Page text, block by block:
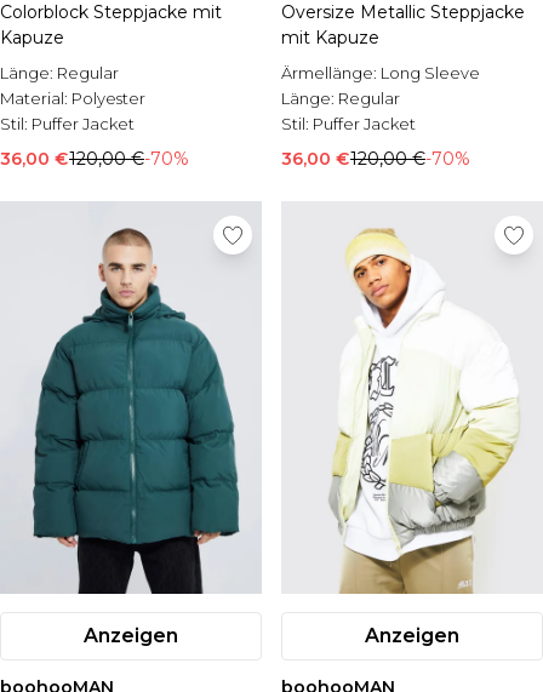
Colorblock Steppjacke mit
Kapuze
Länge: Regular
Material: Polyester
Stil: Puffer Jacket
36,00 €120,00 €-70%
Oversize Metallic Steppjacke
mit Kapuze
Ärmellänge: Long Sleeve
Länge: Regular
Stil: Puffer Jacket
36,00 €120,00 €-70%
Anzeigen
boohooMAN
Anzeigen
boohooMAN